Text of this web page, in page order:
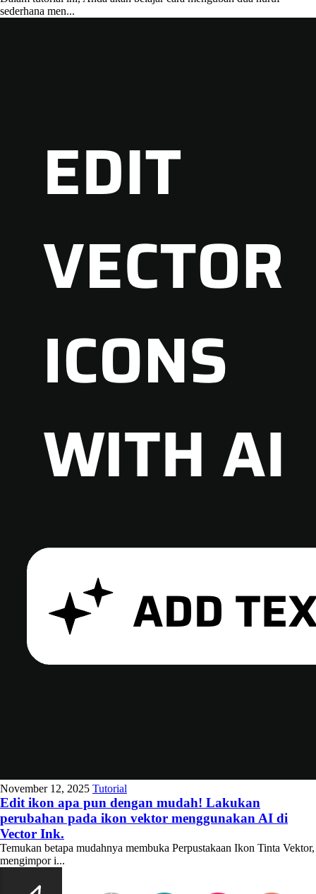
sederhana men...
November 12, 2025 Tutorial
Edit ikon apa pun dengan mudah! Lakukan
perubahan pada ikon vektor menggunakan AI di
Vector Ink.
Temukan betapa mudahnya membuka Perpustakaan Ikon Tinta Vektor,
mengimpor i...